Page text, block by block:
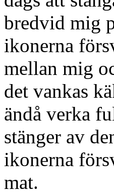
bredvid mig
ikonerna
mellan mig
det vankas
ändå verka
stänger av
ikonerna
mat.